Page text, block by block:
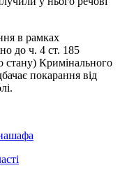
в рамках
до ч. 4 ст. 185
стану) Кримінального
покарання від
шафа